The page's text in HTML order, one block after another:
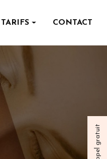
Rappel gratuit
TARIFS
Massage - spa
CONTACT